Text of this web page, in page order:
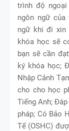
trình độ
ngôn ngữ
ngữ khi đi xin
khóa học sẽ
bạn sẽ cần
ký khóa học;
Nhập Cảnh
cho cho học
Tiếng Anh;
pháp; Có Bảo
Tế (OSHC)